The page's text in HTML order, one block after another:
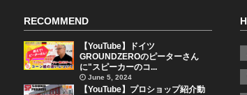
RECOMMEND
【YouTube】ドイツ
GROUNDZEROのピーターさん
に"スピーカーのコ...
June 5, 2024
【YouTube】プロショップ紹介動